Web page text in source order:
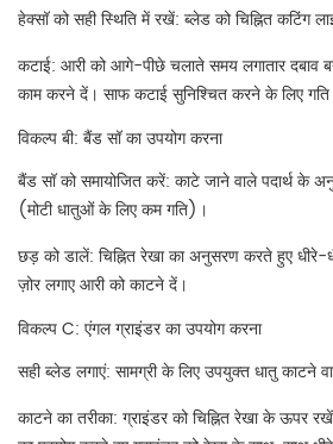
हेक्सॉ को सही स्थिति में रखें: ब्लेड को चिह्नित कटिंग
कटाई: आरी को आगे-पीछे चलाते समय लगातार दबाव
काम करने दें। साफ कटाई सुनिश्चित करने के लिए
विकल्प बी: बैंड सॉ का उपयोग करना
बैंड सॉ को समायोजित करें: काटे जाने वाले पदार्थ के
(मोटी धातुओं के लिए कम गति)।
छड़ को डालें: चिह्नित रेखा का अनुसरण करते हुए धीरे-
ज़ोर लगाए आरी को काटने दें।
विकल्प C: एंगल ग्राइंडर का उपयोग करना
सही ब्लेड लगाएं: सामग्री के लिए उपयुक्त धातु काटने
काटने का तरीका: ग्राइंडर को चिह्नित रेखा के